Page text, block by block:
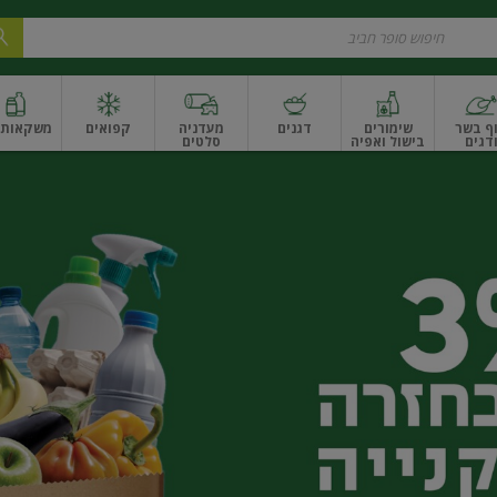
בשר
ודגים
שימורים
בישול ואפיה
דגנים מעדניה
סלטים
ונקניקים
קפואים משקאות
ואגוזיםפירות יבשים ארוזפירות יבשים בתפזורתפיצוחים, אגוזים